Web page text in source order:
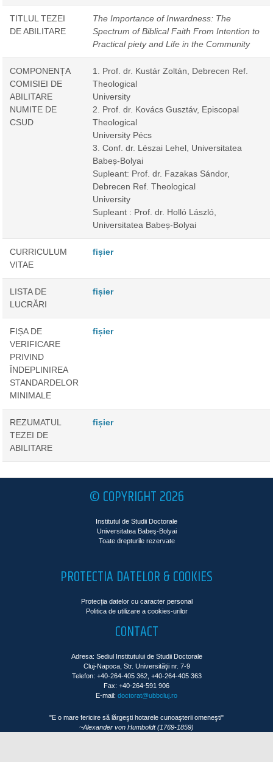
TITLUL TEZEI
DE ABILITARE
The Importance of Inwardness: The
Spectrum of Biblical Faith From Intention to
Practical piety and Life in the Community
COMPONENȚA
COMISIEI DE
ABILITARE
NUMITE DE
CSUD
1. Prof. dr. Kustár Zoltán, Debrecen Ref.
Theological
University
2. Prof. dr. Kovács Gusztáv, Episcopal
Theological
University Pécs
3. Conf. dr. Lészai Lehel, Universitatea
Babeș-Bolyai
Supleant: Prof. dr. Fazakas Sándor,
Debrecen Ref. Theological
University
Supleant : Prof. dr. Holló László,
Universitatea Babeș-Bolyai
CURRICULUM
VITAE
fișier
LISTA DE
LUCRĂRI
fișier
FIȘA DE
VERIFICARE
PRIVIND
ÎNDEPLINIREA
STANDARDELOR
MINIMALE
fișier
REZUMATUL
TEZEI DE
ABILITARE
fișier
© COPYRIGHT 2026
Institutul de Studii Doctorale
Universitatea Babeş-Bolyai
Toate drepturile rezervate
PROTECTIA DATELOR & COOKIES
Protecția datelor cu caracter personal
Politica de utilizare a cookies-urilor
CONTACT
Adresa: Sediul Institutului de Studii Doctorale
Cluj-Napoca, Str. Universităţii nr. 7-9
Telefon: +40-264-405 362, +40-264-405 363
Fax: +40-264-591 906
E-mail: doctorat@ubbcluj.ro
"E o mare fericire să lărgeşti hotarele cunoaşterii omeneşti"
~Alexander von Humboldt (1769-1859)